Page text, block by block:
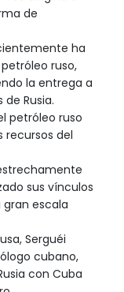
de
ha
ruso,
la entrega a
Rusia.
petróleo ruso
recursos del
sus vínculos
gran escala
Serguéi
cubano,
con Cuba